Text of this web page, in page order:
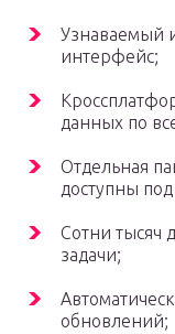
Узнаваемый
интерфейс;
данных по
Отдельная
доступны
Сотни тысяч
задачи;
обновлений;